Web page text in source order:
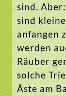
sind.
sind
anfangen
werden
Räuber
solche
Äste am